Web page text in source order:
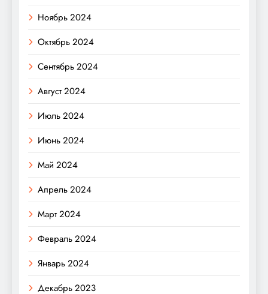
Ноябрь 2024
Октябрь 2024
Сентябрь 2024
Август 2024
Июль 2024
Июнь 2024
Май 2024
Апрель 2024
Март 2024
Февраль 2024
Январь 2024
Декабрь 2023